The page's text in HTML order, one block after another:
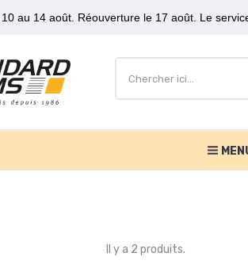
au 14 août. Réouverture le 17 août. Le
Il y a 2 produits.